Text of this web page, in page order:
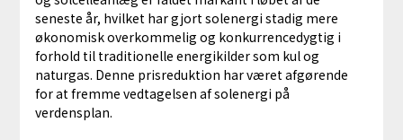
seneste år, hvilket har gjort solenergi stadig mere
økonomisk overkommelig og konkurrencedygtig i
forhold til traditionelle energikilder som kul og
naturgas. Denne prisreduktion har været afgørende
for at fremme vedtagelsen af solenergi på
verdensplan.